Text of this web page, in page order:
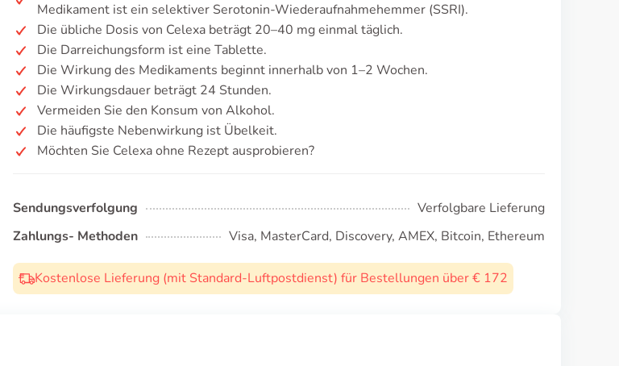
Medikament ist ein selektiver Serotonin-Wiederaufnahmehemmer (SSRI).
Die übliche Dosis von Celexa beträgt 20–40 mg einmal täglich.
Die Darreichungsform ist eine Tablette.
Die Wirkung des Medikaments beginnt innerhalb von 1–2 Wochen.
Die Wirkungsdauer beträgt 24 Stunden.
Vermeiden Sie den Konsum von Alkohol.
Die häufigste Nebenwirkung ist Übelkeit.
Möchten Sie Celexa ohne Rezept ausprobieren?
Sendungsverfolgung
Verfolgbare Lieferung
Zahlungs- Methoden
Visa, MasterCard, Discovery, AMEX, Bitcoin, Ethereum
Kostenlose Lieferung (mit Standard-Luftpostdienst) für Bestellungen über € 172